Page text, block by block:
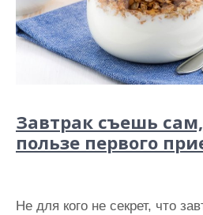
Завтрак съешь
пользе первого
Не для кого не секрет, что